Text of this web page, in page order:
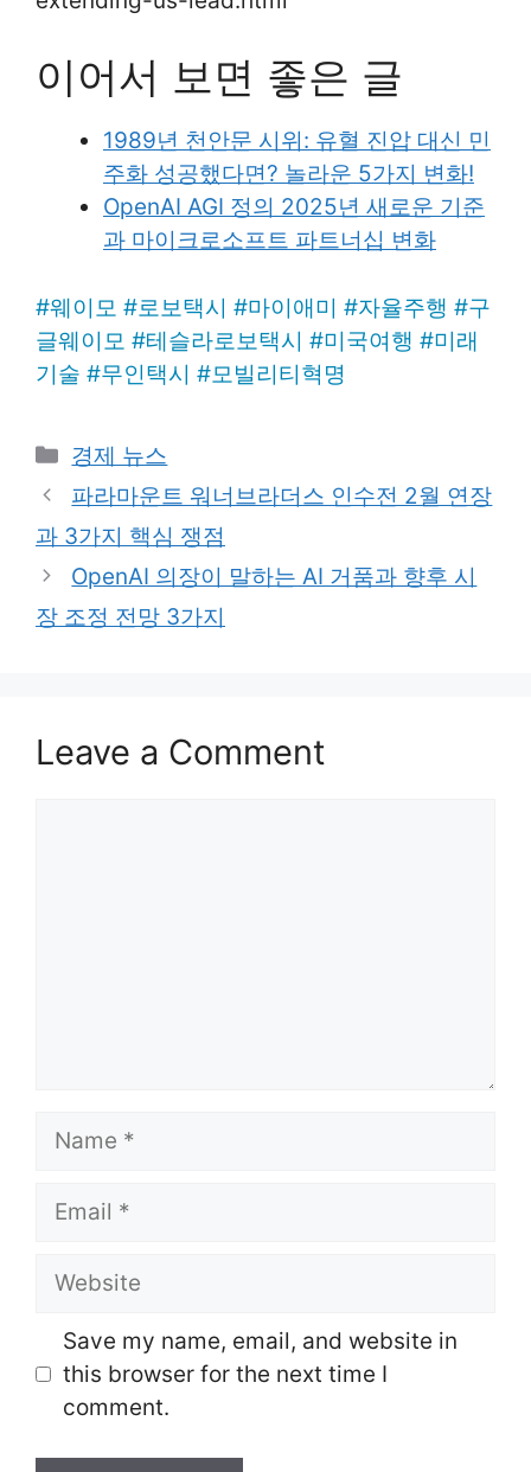
이어서 보면 좋은 글
1989년 천안문 시위: 유혈 진압 대신 민
주화 성공했다면? 놀라운 5가지 변화!
OpenAI AGI 정의 2025년 새로운 기준
과 마이크로소프트 파트너십 변화
#웨이모 #로보택시 #마이애미 #자율주행 #구
글웨이모 #테슬라로보택시 #미국여행 #미래
기술 #무인택시 #모빌리티혁명
Categories
경제 뉴스
파라마운트 워너브라더스 인수전 2월 연장
과 3가지 핵심 쟁점
OpenAI 의장이 말하는 AI 거품과 향후 시
장 조정 전망 3가지
Leave a Comment
Name
Email
Website
Save my name, email, and website in
this browser for the next time I
comment.